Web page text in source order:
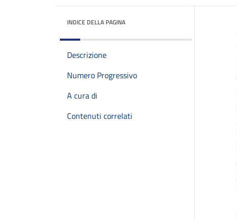
INDICE DELLA PAGINA
Descrizione
Numero Progressivo
A cura di
Contenuti correlati